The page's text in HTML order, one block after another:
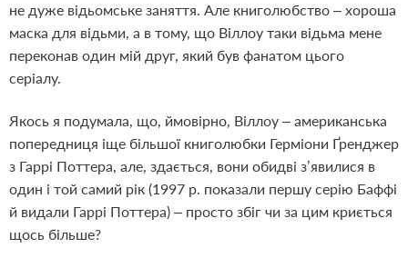
не дуже відьомське заняття. Але книголюбство – хороша
маска для відьми, а в тому, що Віллоу таки відьма мене
переконав один мій друг, який був фанатом цього
серіалу.
Якось я подумала, що, ймовірно, Віллоу – американська
попередниця іще більшої книголюбки Герміони Ґренджер
з Гаррі Поттера, але, здається, вони обидві з’явилися в
один і той самий рік (1997 р. показали першу серію Баффі
й видали Гаррі Поттера) – просто збіг чи за цим криється
щось більше?